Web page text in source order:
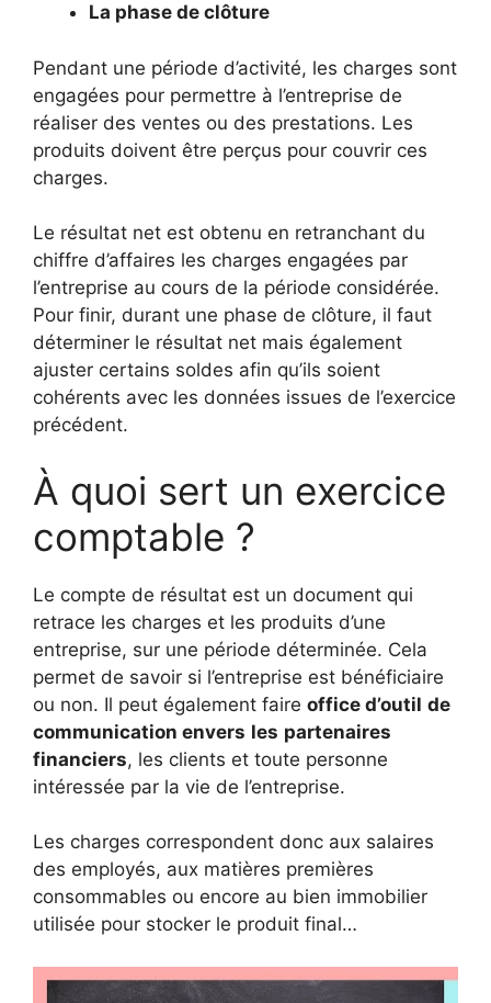
La phase de clôture
Pendant une période d’activité, les charges sont
engagées pour permettre à l’entreprise de
réaliser des ventes ou des prestations. Les
produits doivent être perçus pour couvrir ces
charges.
Le résultat net est obtenu en retranchant du
chiffre d’affaires les charges engagées par
l’entreprise au cours de la période considérée.
Pour finir, durant une phase de clôture, il faut
déterminer le résultat net mais également
ajuster certains soldes afin qu’ils soient
cohérents avec les données issues de l’exercice
précédent.
À quoi sert un exercice
comptable ?
Le compte de résultat est un document qui
retrace les charges et les produits d’une
entreprise, sur une période déterminée. Cela
permet de savoir si l’entreprise est bénéficiaire
ou non. Il peut également faire office d’outil de
communication envers les partenaires
financiers, les clients et toute personne
intéressée par la vie de l’entreprise.
Les charges correspondent donc aux salaires
des employés, aux matières premières
consommables ou encore au bien immobilier
utilisée pour stocker le produit final…